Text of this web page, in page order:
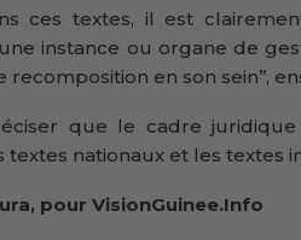
ces textes, il est
instance ou organe de
en son sein’’,
que le cadre
textes nationaux et les textes
pour VisionGuinee.Info